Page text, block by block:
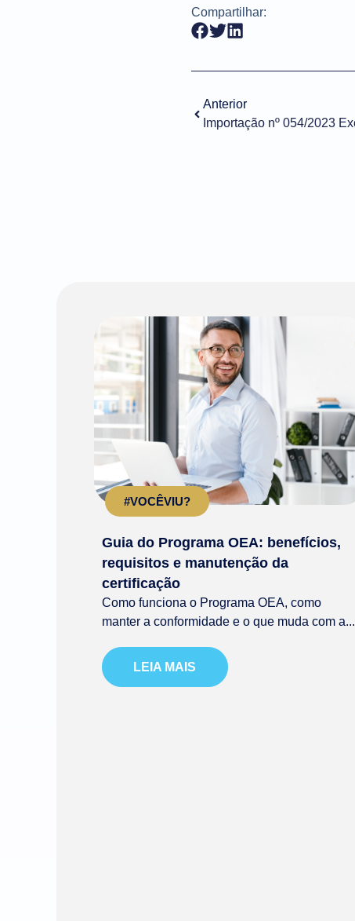
Compartilhar:
Anterior
#VOCÊVIU?
Guia do Programa OEA: benefícios,
requisitos e manutenção da
certificação
Como funciona o Programa OEA, como
manter a conformidade e o que muda com a...
LEIA MAIS